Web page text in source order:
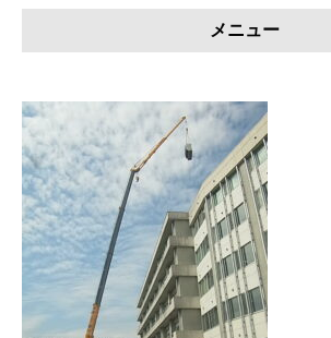
メニュー